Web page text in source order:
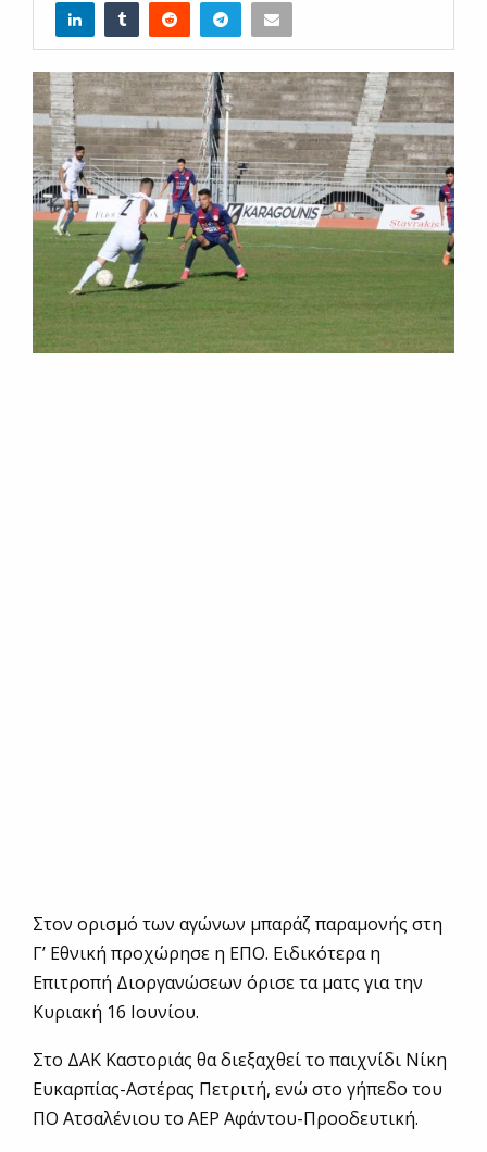
Στον ορισμό των αγώνων μπαράζ παραμονής στη
Γ’ Εθνική προχώρησε η ΕΠΟ. Ειδικότερα η
Επιτροπή Διοργανώσεων όρισε τα ματς για την
Κυριακή 16 Ιουνίου.
Στο ΔΑΚ Καστοριάς θα διεξαχθεί το παιχνίδι Νίκη
Ευκαρπίας-Αστέρας Πετριτή, ενώ στο γήπεδο του
ΠΟ Ατσαλένιου το ΑΕΡ Αφάντου-Προοδευτική.